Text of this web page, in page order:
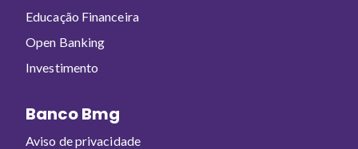
Educação Financeira
Open Banking
Investimento
Banco Bmg
Aviso de privacidade